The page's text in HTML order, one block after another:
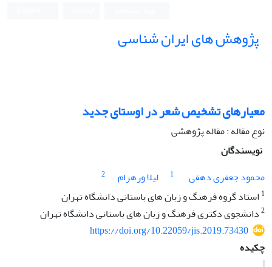
پژوهش های ایران شناسی
معیارهای تشخیص شعر در اوستای جدید
نوع مقاله : مقاله پژوهشی
نویسندگان
محمود جعفری دهقی
1 لیلا ورهرام
2
1 استاد گروه فرهنگ و زبان های باستانی دانشگاه تهران
2دانشجوی دکتری فرهنگ و زبان های باستانی دانشگاه تهران
https://doi.org/10.22059/jis.2019.73430
چکیده